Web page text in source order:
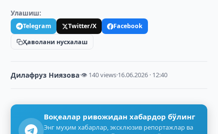
Улашиш:
Telegram Twitter/X
Facebook
Ҳаволани нусхалаш
Дилафруз Ниязова·👁 140 views·16.06.2026 · 12:40
Воқеалар ривожидан хабардор бўлинг
Энг муҳим хабарлар, эксклюзив репортажлар ва